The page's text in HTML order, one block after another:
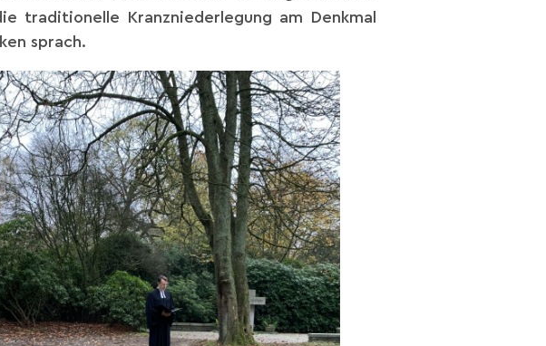
traditionelle Kranzniederlegung am Denkmal
sprach.